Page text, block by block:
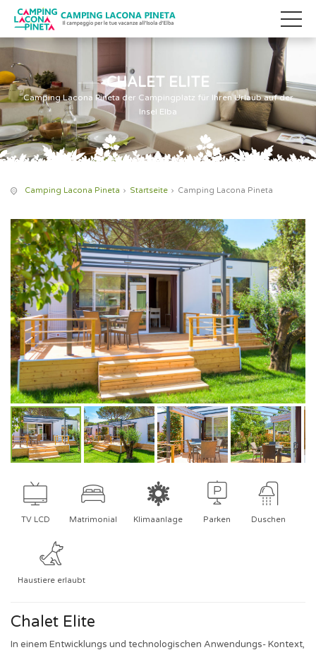
CHALET ELITE
Camping Lacona Pineta der Campingplatz für Ihren Urlaub auf der
Insel Elba
Camping Lacona Pineta Startseite Camping Lacona Pineta
TV LCD Matrimonial Klimaanlage Parken Duschen
Haustiere erlaubt
Chalet Elite
In einem Entwicklungs und technologischen Anwendungs- Kontext,